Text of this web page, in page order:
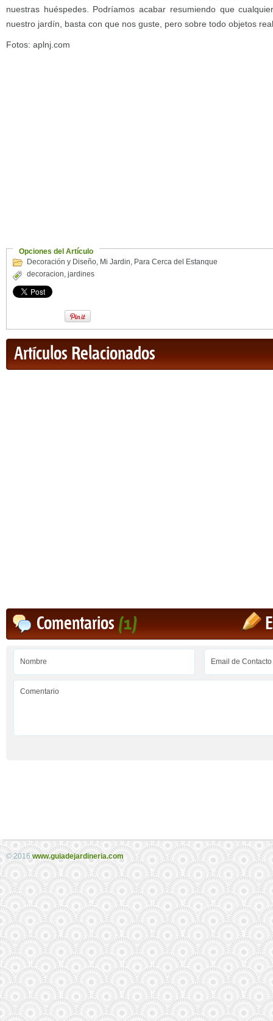
nuestras huéspedes. Podríamos acabar resumiendo que
nuestro jardín, basta con que nos guste, pero sobre todo objetos
Fotos: aplnj.com
Opciones del Artículo
Decoración y Diseño, Mi Jardin, Para Cerca del Estanque
decoracion, jardines
Artículos Relacionados
Comentarios(1)
© 2016 www.guiadejardineria.com